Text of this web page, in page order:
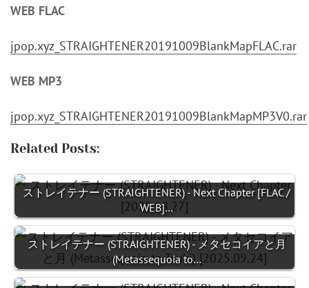
WEB FLAC
jpop.xyz_STRAIGHTENER20191009BlankMapFLAC.rar
WEB MP3
jpop.xyz_STRAIGHTENER20191009BlankMapMP3V0.rar
Related Posts:
ストレイテナー (STRAIGHTENER) - Next Chapter [FLAC /
WEB]…
ストレイテナー (STRAIGHTENER) - メタセコイアと月
(Metassequoia to…